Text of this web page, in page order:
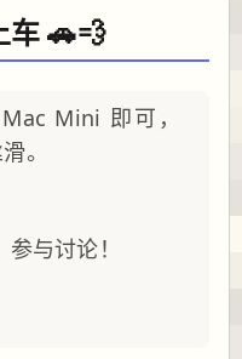
车 🚗💨
Mini 即可，
。
与讨论！